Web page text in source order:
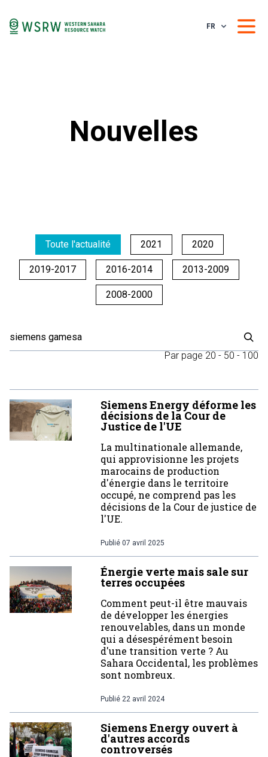
FR
Nouvelles
Toute l'actualité 2021 2020
2019-2017 2016-2014 2013-2009
2008-2000
Par page 20 - 50 - 100
Siemens Energy déforme les
décisions de la Cour de
Justice de l'UE
La multinationale allemande,
qui approvisionne les projets
marocains de production
d'énergie dans le territoire
occupé, ne comprend pas les
décisions de la Cour de justice de
l'UE.
Publié 07 avril 2025
Énergie verte mais sale sur
terres occupées
Comment peut-il être mauvais
de développer les énergies
renouvelables, dans un monde
qui a désespérément besoin
d'une transition verte ? Au
Sahara Occidental, les problèmes
sont nombreux.
Publié 22 avril 2024
Siemens Energy ouvert à
d'autres accords
controversés